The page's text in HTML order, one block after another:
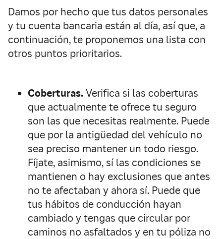
Damos por hecho que tus datos personales
y tu cuenta bancaria están al día, así que, a
continuación, te proponemos una lista con
otros puntos prioritarios.
Coberturas.Verifica si las coberturas
que actualmente te ofrece tu seguro
son las que necesitas realmente. Puede
que por la antigüedad del vehículo no
sea preciso mantener un todo riesgo.
Fíjate, asimismo, sí las condiciones se
mantienen o hay exclusiones que antes
no te afectaban y ahora sí. Puede que
tus hábitos de conducción hayan
cambiado y tengas que circular por
caminos no asfaltados y en tu póliza no